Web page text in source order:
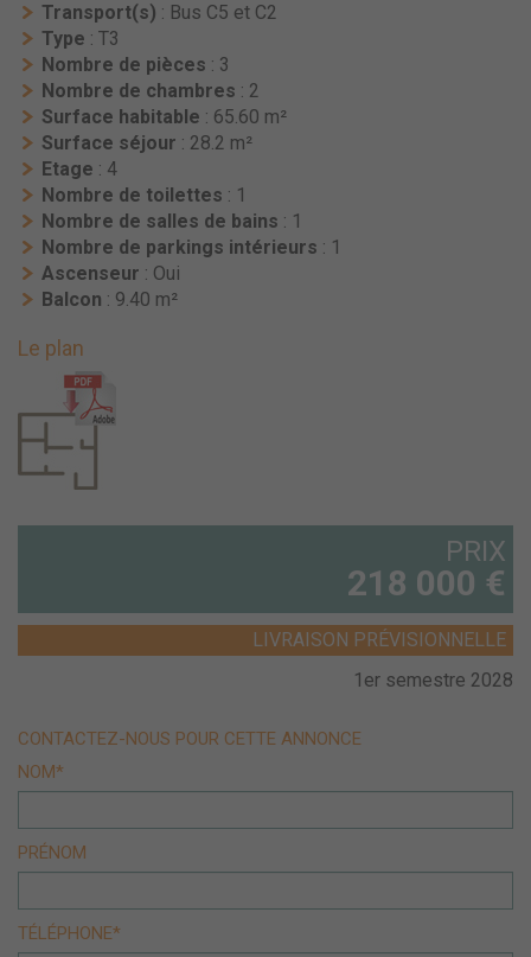
Transport(s) : Bus C5 et C2
Type : T3
Nombre de pièces : 3
Nombre de chambres : 2
Surface habitable : 65.60 m²
Surface séjour : 28.2 m²
Etage : 4
Nombre de toilettes : 1
Nombre de salles de bains : 1
Nombre de parkings intérieurs : 1
Ascenseur : Oui
Balcon : 9.40 m²
Le plan
PRIX
218 000 €
LIVRAISON PRÉVISIONNELLE
1er semestre 2028
CONTACTEZ-NOUS POUR CETTE ANNONCE
NOM*
PRÉNOM
TÉLÉPHONE*